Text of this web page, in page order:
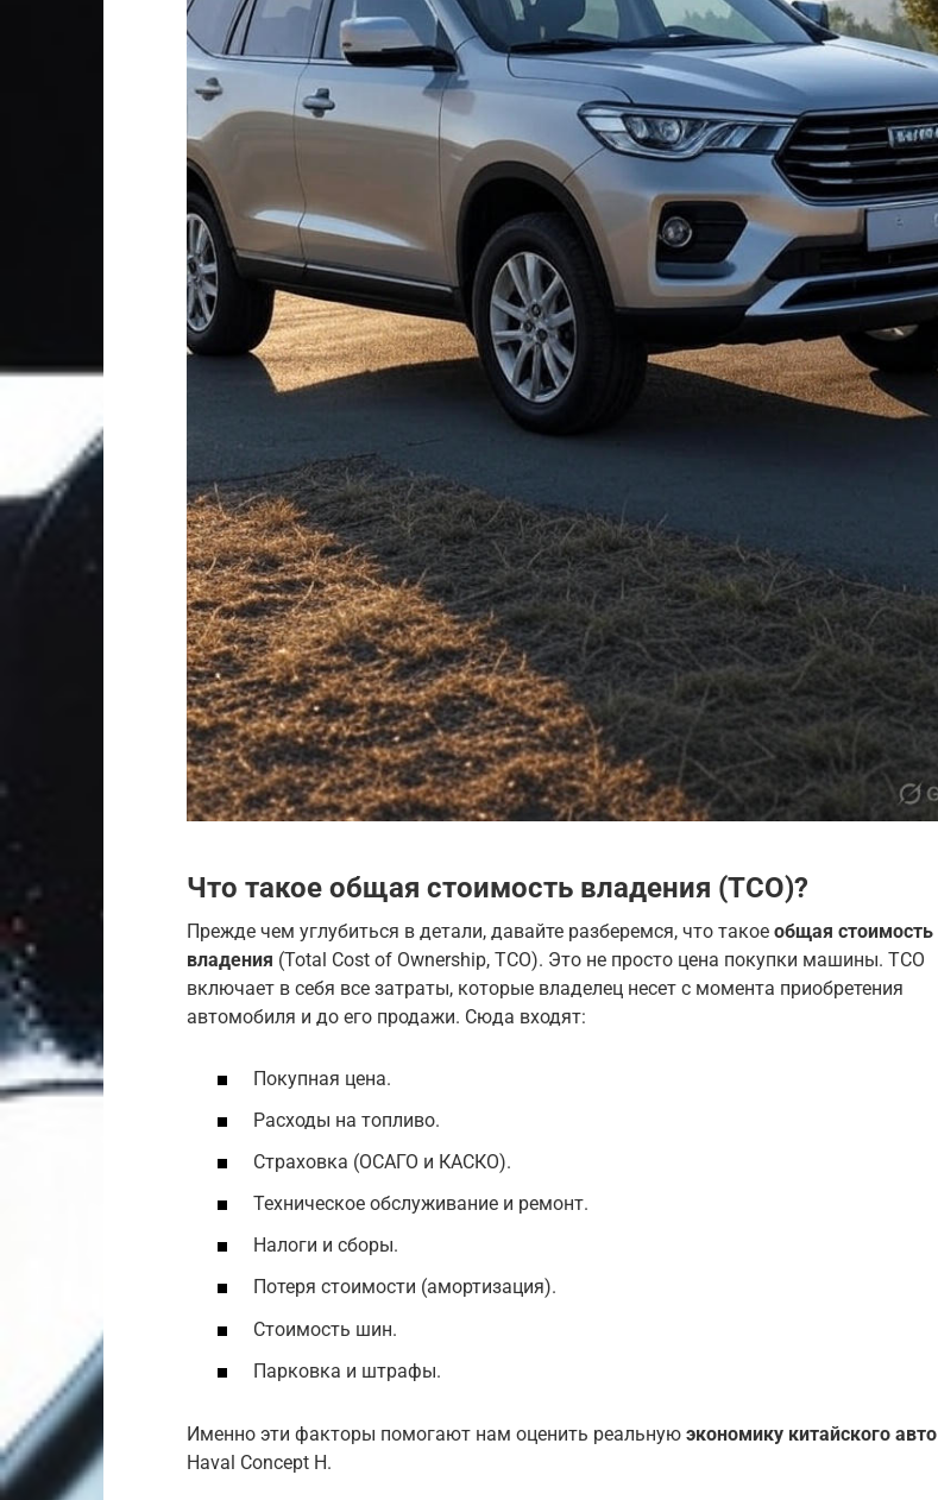
Что такое общая стоимость владения (TCO)?
Прежде чем углубиться в детали, давайте разберемся, что такое общая стоимость
владения (Total Cost of Ownership, TCO). Это не просто цена покупки машины. TCO
включает в себя все затраты, которые владелец несет с момента приобретения
автомобиля и до его продажи. Сюда входят:
Покупная цена.
Расходы на топливо.
Страховка (ОСАГО и КАСКО).
Техническое обслуживание и ремонт.
Налоги и сборы.
Потеря стоимости (амортизация).
Стоимость шин.
Парковка и штрафы.
Именно эти факторы помогают нам оценить реальную экономику китайского авто
Haval Concept H.